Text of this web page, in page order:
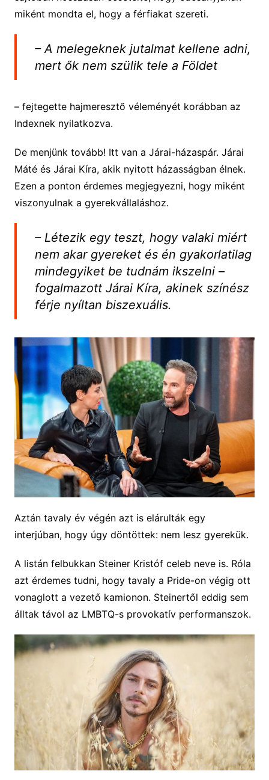
miként mondta el, hogy a férfiakat szereti.
– A melegeknek jutalmat kellene adni,
mert ők nem szülik tele a Földet
– fejtegette hajmeresztő véleményét korábban az
Indexnek nyilatkozva.
De menjünk tovább! Itt van a Járai-házaspár. Járai
Máté és Járai Kíra, akik nyitott házasságban élnek.
Ezen a ponton érdemes megjegyezni, hogy miként
viszonyulnak a gyerekvállaláshoz.
– Létezik egy teszt, hogy valaki miért
nem akar gyereket és én gyakorlatilag
mindegyiket be tudnám ikszelni –
fogalmazott Járai Kíra, akinek színész
férje nyíltan biszexuális.
Aztán tavaly év végén azt is elárulták egy
interjúban, hogy úgy döntöttek: nem lesz gyerekük.
A listán felbukkan Steiner Kristóf celeb neve is. Róla
azt érdemes tudni, hogy tavaly a Pride-on végig ott
vonaglott a vezető kamionon. Steinertől eddig sem
álltak távol az LMBTQ-s provokatív performanszok.